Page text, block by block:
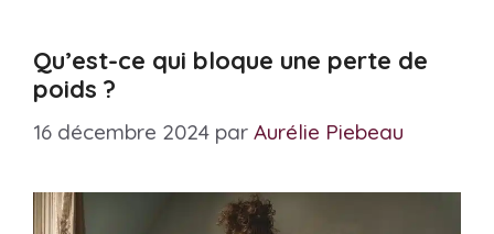
Qu’est-ce qui bloque une perte de
poids ?
16 décembre 2024 par Aurélie Piebeau